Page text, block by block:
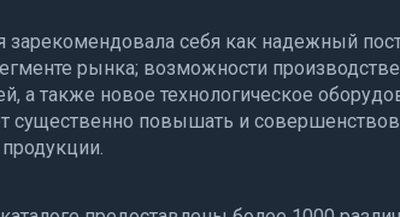
зарекомендовала себя как надежный
рынка; возможности
а также новое технологическое
существенно повышать и